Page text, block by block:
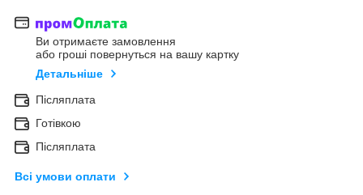
Ви отримаєте замовлення
або гроші повернуться на вашу картку
Детальніше
Післяплата
Готівкою
Післяплата
Всі умови оплати